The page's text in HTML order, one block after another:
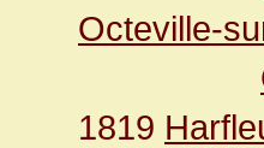
Octeville-
1819